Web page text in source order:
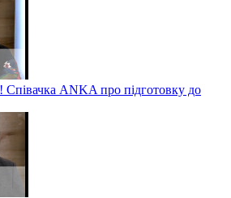
Співачка ANKA про підготовку до